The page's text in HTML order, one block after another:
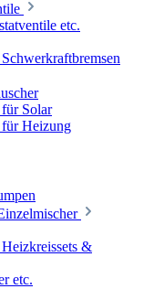
etc.
für Solar
für Heizung
&
etc.